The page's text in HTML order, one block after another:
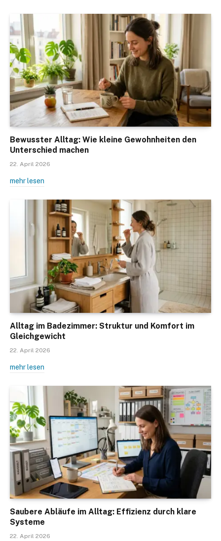
Bewusster Alltag: Wie kleine Gewohnheiten den
Unterschied machen
22. April 2026
mehr lesen
Alltag im Badezimmer: Struktur und Komfort im
Gleichgewicht
22. April 2026
mehr lesen
Saubere Abläufe im Alltag: Effizienz durch klare
Systeme
22. April 2026